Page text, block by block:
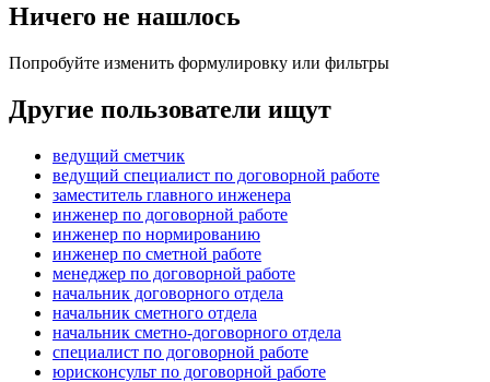
Ничего не нашлось
Попробуйте изменить формулировку или фильтры
Другие пользователи ищут
ведущий сметчик
ведущий специалист по договорной работе
заместитель главного инженера
инженер по договорной работе
инженер по нормированию
инженер по сметной работе
менеджер по договорной работе
начальник договорного отдела
начальник сметного отдела
начальник сметно-договорного отдела
специалист по договорной работе
юрисконсульт по договорной работе